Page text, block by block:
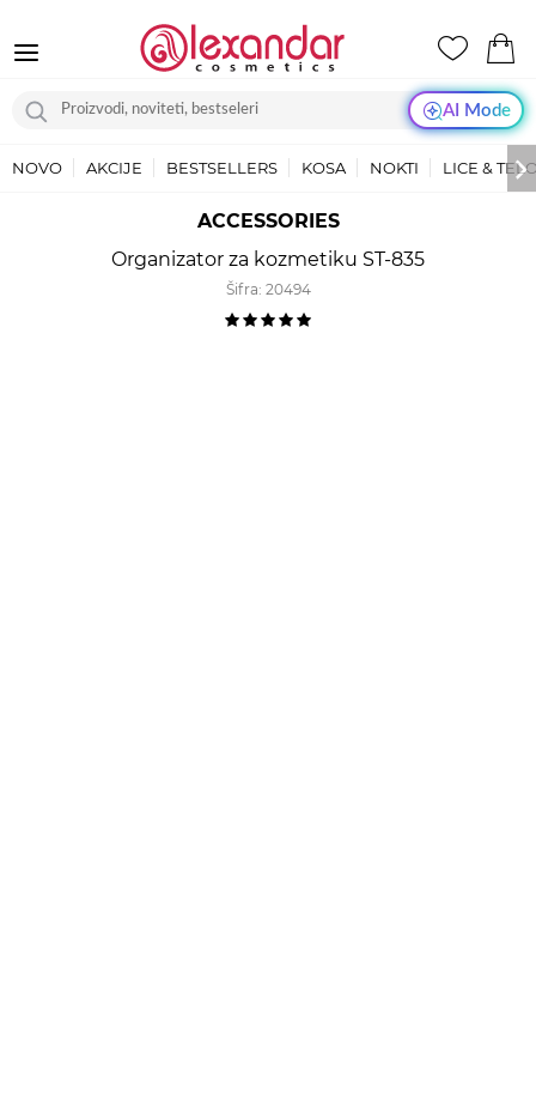
AI Mode
NOVO AKCIJE BESTSELLERS KOSA NOKTI LICE &
ACCESSORIES
Organizator za kozmetiku ST-835
Šifra: 20494